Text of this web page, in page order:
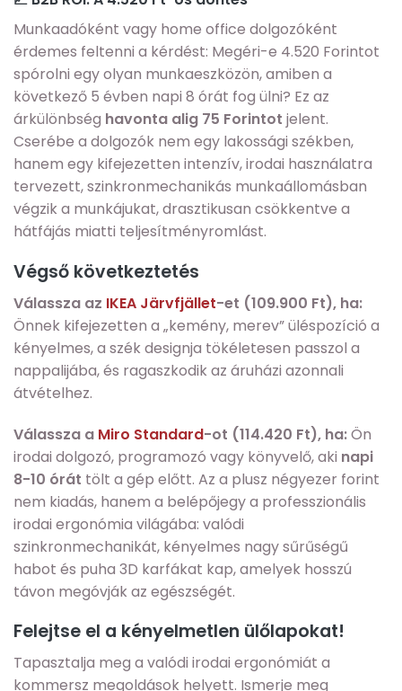
Munkaadóként vagy home office dolgozóként
érdemes feltenni a kérdést: Megéri-e 4.520 Forintot
spórolni egy olyan munkaeszközön, amiben a
következő 5 évben napi 8 órát fog ülni? Ez az
árkülönbség havonta alig 75 Forintot jelent.
Cserébe a dolgozók nem egy lakossági székben,
hanem egy kifejezetten intenzív, irodai használatra
tervezett, szinkronmechanikás munkaállomásban
végzik a munkájukat, drasztikusan csökkentve a
hátfájás miatti teljesítményromlást.
Végső következtetés
Válassza az IKEA Järvfjället-et (109.900 Ft), ha:
Önnek kifejezetten a „kemény, merev” üléspozíció a
kényelmes, a szék designja tökéletesen passzol a
nappalijába, és ragaszkodik az áruházi azonnali
átvételhez.
Válassza a Miro Standard-ot (114.420 Ft), ha:Ön
irodai dolgozó, programozó vagy könyvelő, aki napi
8-10 órát tölt a gép előtt. Az a plusz négyezer forint
nem kiadás, hanem a belépőjegy a professzionális
irodai ergonómia világába: valódi
szinkronmechanikát, kényelmes nagy sűrűségű
habot és puha 3D karfákat kap, amelyek hosszú
távon megóvják az egészségét.
Felejtse el a kényelmetlen ülőlapokat!
Tapasztalja meg a valódi irodai ergonómiát a
kommersz megoldások helyett. Ismerje meg